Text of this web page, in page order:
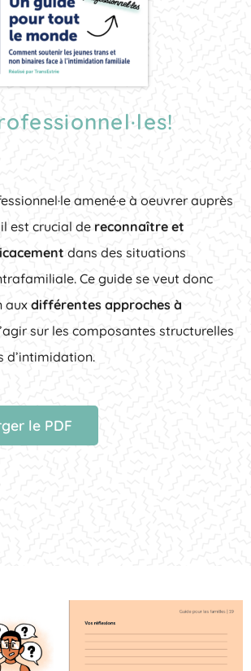
amené·e à oeuvrer auprès
est crucial de reconnaître et
dans des situations
Ce guide se veut donc
auxdifférentes approches à
sur les composantes structurelles
d’intimidation.
le PDF